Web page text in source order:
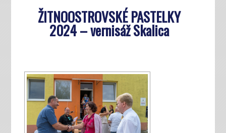
ŽITNOOSTROVSKÉ PASTELKY
2024 – vernisáž Skalica